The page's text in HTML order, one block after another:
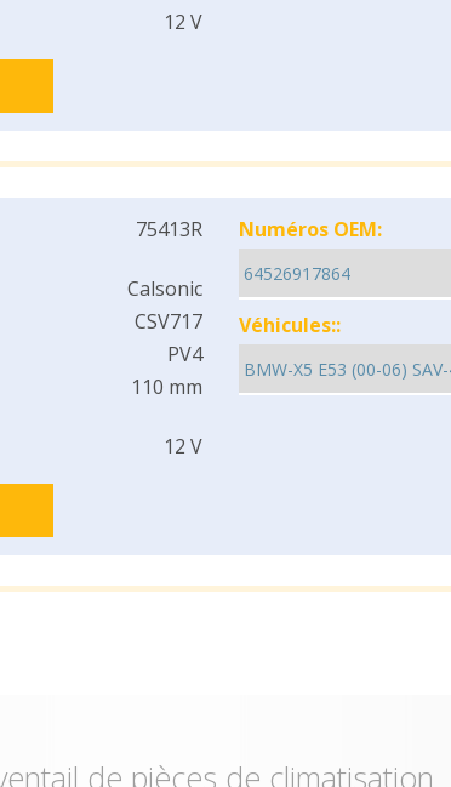
12 V
75413R
Calsonic
CSV717
PV4
110 mm
12 V
Numéros OEM:
Véhicules::
de pièces de climatisation